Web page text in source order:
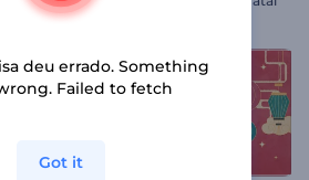
deu errado. Something
Failed to fetch
Got it